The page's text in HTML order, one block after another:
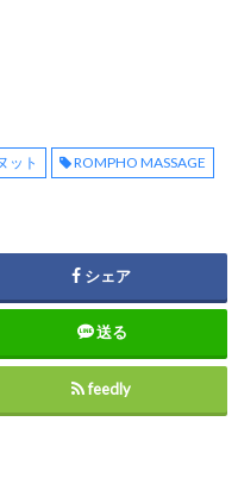
ット
ROMPHO MASSAGE
シェア
送る
feedly